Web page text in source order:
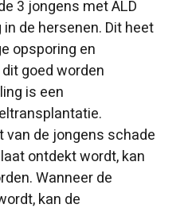
3 jongens met ALD
de hersenen. Dit heet
opsporing en
goed worden
is een
de jongens schade
ontdekt wordt, kan
Wanneer de
kan de